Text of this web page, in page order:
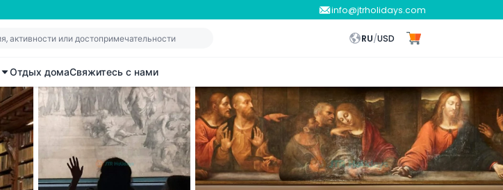
info@jtrholidays.com
RU/USD
Отдых домаСвяжитесь с нами